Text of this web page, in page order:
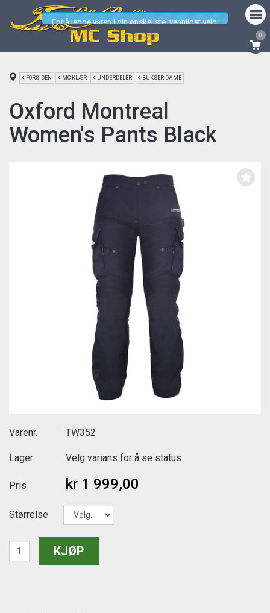
0
FORSIDEN MC KLÆR UNDERDELER BUKSER DAME
Oxford Montreal
Women's Pants Black
Varenr. TW352
Lager Velg varians for å se status
Pris kr 1 999,00
Størrelse
For å legge varen i din ønskeliste, vennligst velg:
Størrelse